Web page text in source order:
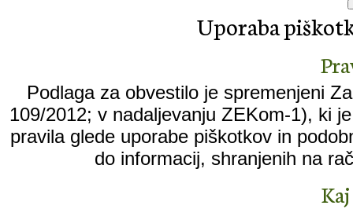
Uporaba
Podlaga za obvestilo je spremenjeni
109/2012; v nadaljevanju ZEKom-1), ki
pravila glede uporabe piškotkov in
do informacij, shranjenih na